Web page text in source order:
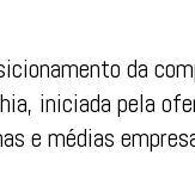
da
iniciada pela
e médias